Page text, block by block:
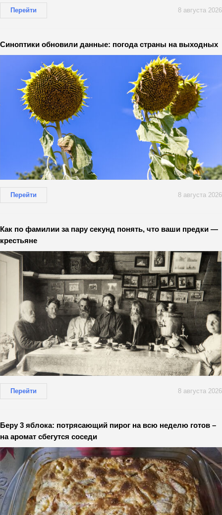
Перейти 8 августа 2026
Синоптики обновили данные: погода страны на выходных
Перейти 8 августа 2026
Как по фамилии за пару секунд понять, что ваши предки —
крестьяне
Перейти 8 августа 2026
Беру 3 яблока: потрясающий пирог на всю неделю готов –
на аромат сбегутся соседи